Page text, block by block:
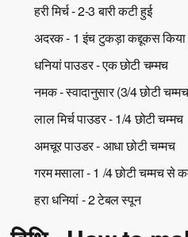
हरी मिर्च - 2-3 बारी कटी हुई
अदरक - 1 इंच टुकड़ा कद्दूकस
धनियां पाउडर - एक छोटी चम्मच
नमक - स्वादानुसार (3/4 छोटी
लाल मिर्च पाउडर - 1/4 छोटी चम्मच
अमचूर पाउडर - आधा छोटी चम्मच
गरम मसाला - 1 /4 छोटी चम्मच से
हरा धनियां - 2 टेबल स्पून